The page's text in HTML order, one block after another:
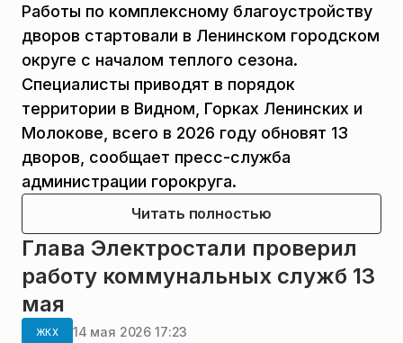
Работы по комплексному благоустройству
дворов стартовали в Ленинском городском
округе с началом теплого сезона.
Специалисты приводят в порядок
территории в Видном, Горках Ленинских и
Молокове, всего в 2026 году обновят 13
дворов, сообщает пресс-служба
администрации горокруга.
Читать полностью
Глава Электростали проверил
работу коммунальных служб 13
мая
ЖКХ 14 мая 2026 17:23